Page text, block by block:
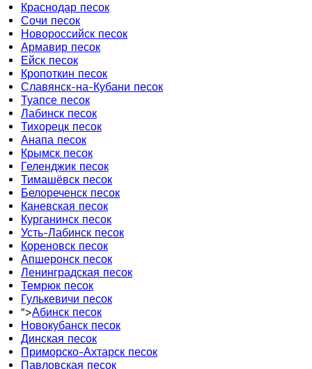
Краснодар песок
Сочи песок
Новороссийск песок
Армавир песок
Ейск песок
Кропоткин песок
Славянск-на-Кубани песок
Туапсе песок
Лабинск песок
Тихорецк песок
Анапа песок
Крымск песок
Геленджик песок
Тимашёвск песок
Белореченск песок
Каневская песок
Курганинск песок
Усть-Лабинск песок
Кореновск песок
Апшеронск песок
Ленинградская песок
Темрюк песок
Гулькевичи песок
">Абинск песок
Новокубанск песок
Динская песок
Приморско-Ахтарск песок
Павловская песок